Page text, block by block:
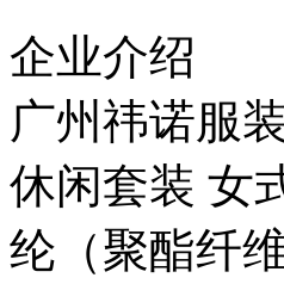
企业介绍
广州祎诺服
休闲套装 女
纶（聚酯纤